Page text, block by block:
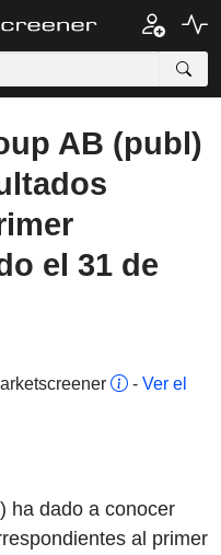
AB (publ)
el 31 de
- Ver el
ha dado a conocer
al primer